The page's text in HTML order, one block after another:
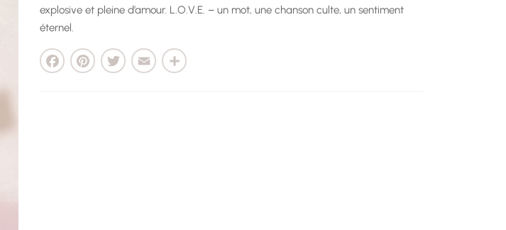
explosive et pleine d’amour. L.O.V.E. – un mot, une chanson culte, un sentiment
éternel.
Facebook